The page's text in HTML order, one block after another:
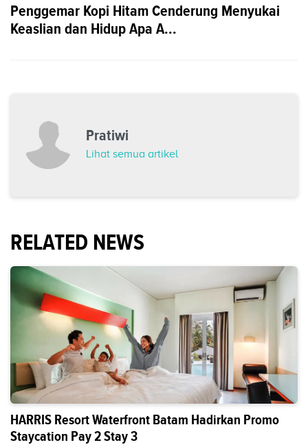
Penggemar Kopi Hitam Cenderung Menyukai
Keaslian dan Hidup Apa A...
Pratiwi
Lihat semua artikel
RELATED NEWS
HARRIS Resort Waterfront Batam Hadirkan Promo
Staycation Pay 2 Stay 3